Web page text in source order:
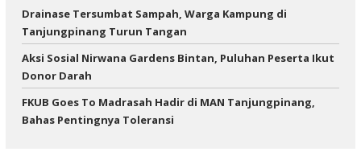
Drainase Tersumbat Sampah, Warga Kampung di
Tanjungpinang Turun Tangan
Aksi Sosial Nirwana Gardens Bintan, Puluhan Peserta Ikut
Donor Darah
FKUB Goes To Madrasah Hadir di MAN Tanjungpinang,
Bahas Pentingnya Toleransi